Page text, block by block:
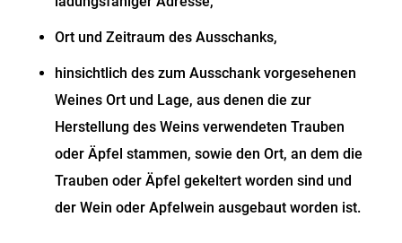
Ort und Zeitraum des Ausschanks,
hinsichtlich des zum Ausschank vorgesehenen
Weines Ort und Lage, aus denen die zur
Herstellung des Weins verwendeten Trauben
oder Äpfel stammen, sowie den Ort, an dem die
Trauben oder Äpfel gekeltert worden sind und
der Wein oder Apfelwein ausgebaut worden ist.